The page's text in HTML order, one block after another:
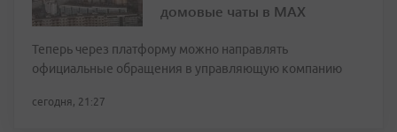
домовые чаты в МАХ
Теперь через платформу можно направлять
официальные обращения в управляющую компанию
сегодня, 21:27